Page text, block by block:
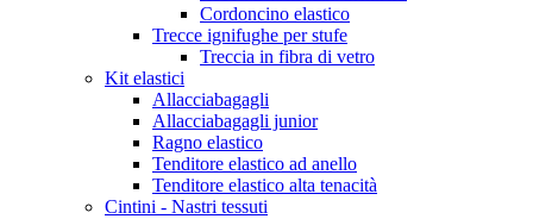
Cordoncino elastico
Trecce ignifughe per stufe
Treccia in fibra di vetro
Kit elastici
Allacciabagagli
Allacciabagagli junior
Ragno elastico
Tenditore elastico ad anello
Tenditore elastico alta tenacità
Cintini - Nastri tessuti